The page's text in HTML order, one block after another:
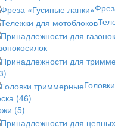
(46)
(5)